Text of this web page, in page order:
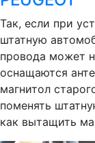
Так, если при
штатную
провода может
оснащаются
магнитол
поменять
как вытащить